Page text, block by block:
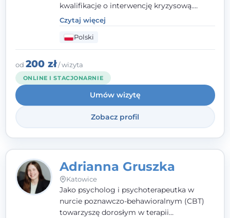
kwalifikacje o interwencję kryzysową.
Pracuję w nurcie terapii trzeciej fali, łącząc
metody o potwierdzonej skuteczności.
Towarzyszę młodzieży, dorosłym i parom w
radzeniu sobie z bolesnymi
doświadczeniami tak, by mogli żyć pełniej.
Czytaj więcej
Polski
od 200 zł/ wizyta
ONLINE I STACJONARNIE
Umów wizytę
Zobacz profil
Adrianna Gruszka
Katowice
Jako psycholog i psychoterapeutka w
nurcie poznawczo-behawioralnym (CBT)
towarzyszę dorosłym w terapii